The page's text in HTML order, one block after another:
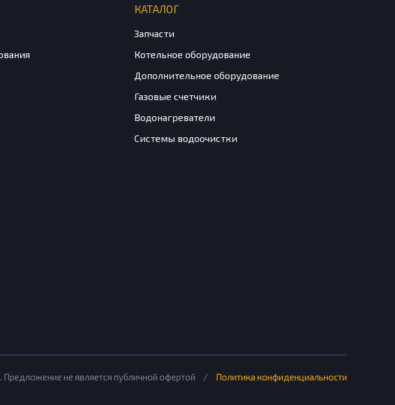
КАТАЛОГ
Запчасти
Котельное оборудование
Дополнительное оборудование
Газовые счетчики
Водонагреватели
Системы водоочистки
не является публичной офертой / Политика конфиденциальности